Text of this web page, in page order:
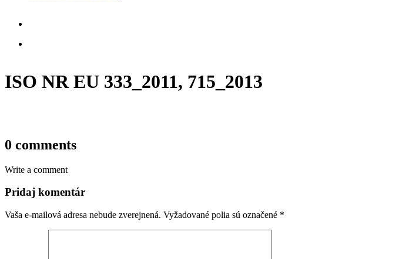
ISO NR EU 333_2011, 715_2013
0 comments
Write a comment
Pridaj komentár
Vaša e-mailová adresa nebude zverejnená. Vyžadované polia sú označené *